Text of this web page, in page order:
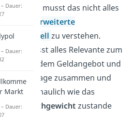
Sorge, du musst das nicht alles
erweiterte
zu verstehen.
Video
fasst alles Relevante zum
mit dem Geldangebot und
zusammen und
dir anschaulich wie das
zustande
Dauer:
Dauer:
Markt
Dauer: